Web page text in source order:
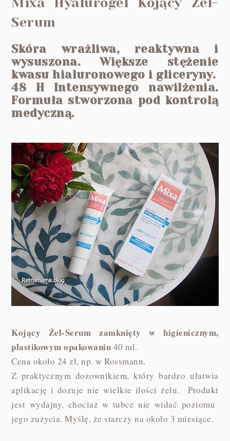
Serum
Skóra wrażliwa, reaktywna i
wysuszona. Większe stężenie
kwasu hialuronowego i gliceryny.
48 H Intensywnego nawilżenia.
Formuła stworzona pod kontrolą
medyczną.
Kojący Żel-Serum zamknięty w higienicznym,
plastikowym opakowaniu 40 ml.
Cena około 24 zł, np. w Rossmann.
Z praktycznym dozownikiem, który bardzo ułatwia
aplikację i dozuje nie wielkie ilości żelu. Produkt
jest wydajny, chociaż w tubce nie widać poziomu
jego zużycia. Myślę, że starczy na około 3 miesiące.